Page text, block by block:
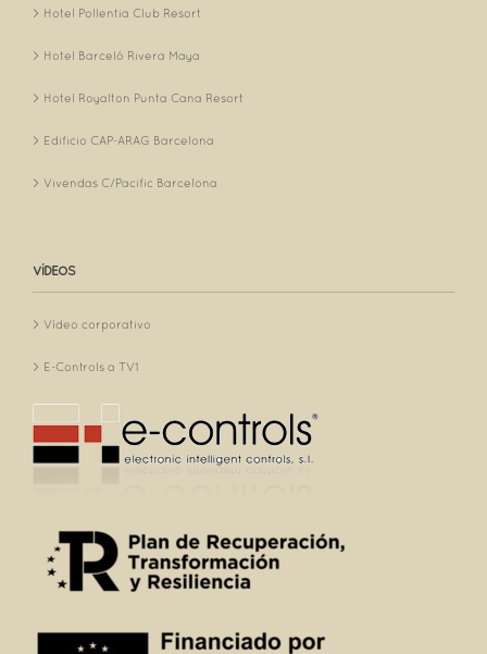
Hotel Pollentia Club Resort
Hotel Barceló Rivera Maya
Hotel Royalton Punta Cana Resort
Edificio CAP-ARAG Barcelona
Vivendas C/Pacific Barcelona
VÍDEOS
Vídeo corporativo
E-Controls a TV1